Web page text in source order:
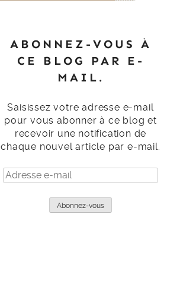
ABONNEZ-VOUS À
CE BLOG PAR E-
MAIL.
Saisissez votre adresse e-mail
pour vous abonner à ce blog et
recevoir une notification de
chaque nouvel article par e-mail.
Adresse
e-
Abonnez-vous